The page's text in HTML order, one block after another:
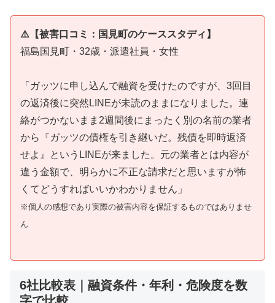
⚠️【被害口コミ：国見町のケーススタディ】
福島国見町・32歳・派遣社員・女性
「ガッツに申し込んで融資を受けたのですが、3回目
の返済後に突然LINEが未読のままになりました。連
絡がつかないまま2週間後にまったく別の名前の業者
から『ガッツの債権を引き継いだ。残債を即時返済
せよ』というLINEが来ました。元の業者とは内容が
違う金額で、明らかに不正な請求だと思いますが怖
くてどうすればいいかわかりません」
※個人の感想であり実際の被害内容を保証するものではありませ
ん
6社比較表｜融資条件・年利・危険度を数